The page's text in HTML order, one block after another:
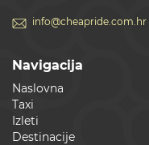
info@cheapride.com.hr
Navigacija
Naslovna
Taxi
Izleti
Destinacije